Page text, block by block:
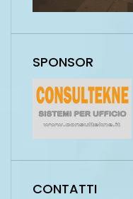
SPONSOR
CONTATTI